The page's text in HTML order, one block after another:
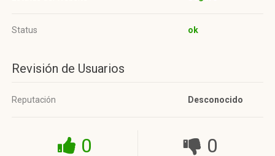
Status ok
Revisión de Usuarios
Reputación Desconocido
0 0